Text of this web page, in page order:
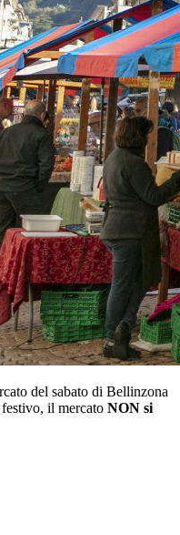
del sabato di Bellinzona
il mercato NON si